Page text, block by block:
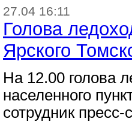
27.04 16:11
Голова
Ярского
На 12.00 голова
населенного
сотрудник